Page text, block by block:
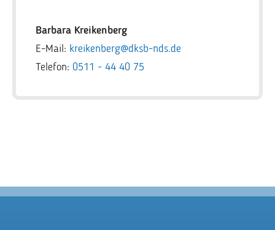
Barbara Kreikenberg
E-Mail: kreikenberg@dksb-nds.de
Telefon: 0511 - 44 40 75